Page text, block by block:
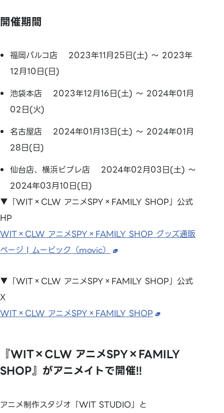
開催期間
福岡パルコ店 2023年11月25日(土) ～ 2023年
12月10日(日)
池袋本店 2023年12月16日(土) ～ 2024年01月
02日(火)
名古屋店 2024年01月13日(土) ～ 2024年01月
28日(日)
仙台店、横浜ビブレ店 2024年02月03日(土) ～
2024年03月10日(日)
▼「WIT×CLW アニメSPY×FAMILY SHOP」公式
HP
WIT×CLW アニメSPY×FAMILY SHOP グッズ通販
ページ | ムービック（movic）
▼「WIT×CLW アニメSPY×FAMILY SHOP」公式
X
WIT×CLW アニメSPY×FAMILY SHOP
『WIT×CLW アニメSPY×FAMILY
SHOP』がアニメイトで開催!!
アニメ制作スタジオ「WIT STUDIO」と